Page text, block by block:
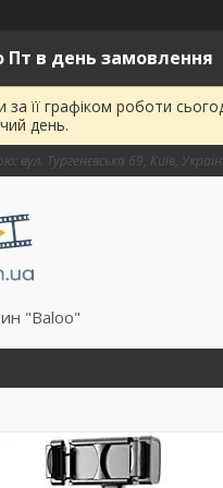
Пт в день замовлення
її графіком роботи
день.
вул. Тургенєвська 69, Київ,
"Baloo"